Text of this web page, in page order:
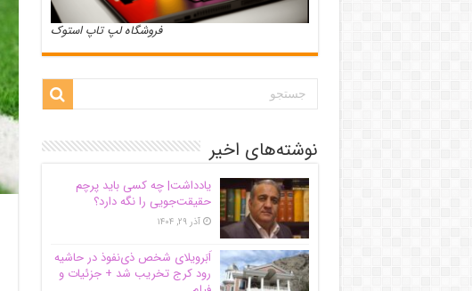
فروشگاه لپ تاپ استوک
نوشته‌های اخیر
یادداشت| ‌چه کسی باید پرچم
حقیقت‌جویی را نگه دارد؟
آذر ۲۹, ۱۴۰۴
اَبَر‌ویلای شخص ذی‌نفوذ در حاشیه‌
رود کرج تخریب شد + جزئیات و